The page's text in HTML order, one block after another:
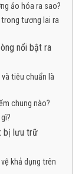
ảo hóa ra sao?
trong tương lai ra
nổi bật ra
tiêu chuẩn là
chung nào?
bị lưu trữ
khả dụng trên